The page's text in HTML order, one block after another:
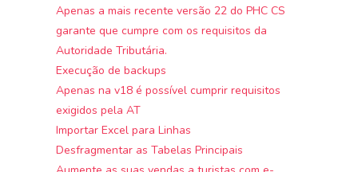
Apenas a mais recente versão 22 do PHC CS
garante que cumpre com os requisitos da
Autoridade Tributária.
Execução de backups
Apenas na v18 é possível cumprir requisitos
exigidos pela AT
Importar Excel para Linhas
Desfragmentar as Tabelas Principais